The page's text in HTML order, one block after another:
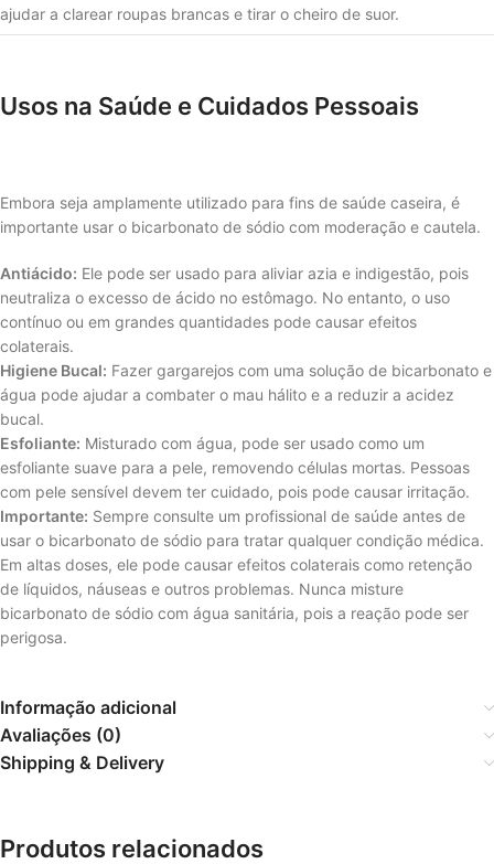
ajudar a clarear roupas brancas e tirar o cheiro de suor.
Usos na Saúde e Cuidados Pessoais
Embora seja amplamente utilizado para fins de saúde caseira, é
importante usar o bicarbonato de sódio com moderação e cautela.
Antiácido: Ele pode ser usado para aliviar azia e indigestão, pois
neutraliza o excesso de ácido no estômago. No entanto, o uso
contínuo ou em grandes quantidades pode causar efeitos
colaterais.
Higiene Bucal: Fazer gargarejos com uma solução de bicarbonato e
água pode ajudar a combater o mau hálito e a reduzir a acidez
bucal.
Esfoliante: Misturado com água, pode ser usado como um
esfoliante suave para a pele, removendo células mortas. Pessoas
com pele sensível devem ter cuidado, pois pode causar irritação.
Importante: Sempre consulte um profissional de saúde antes de
usar o bicarbonato de sódio para tratar qualquer condição médica.
Em altas doses, ele pode causar efeitos colaterais como retenção
de líquidos, náuseas e outros problemas. Nunca misture
bicarbonato de sódio com água sanitária, pois a reação pode ser
perigosa.
Informação adicional
Avaliações (0)
Shipping & Delivery
Produtos relacionados